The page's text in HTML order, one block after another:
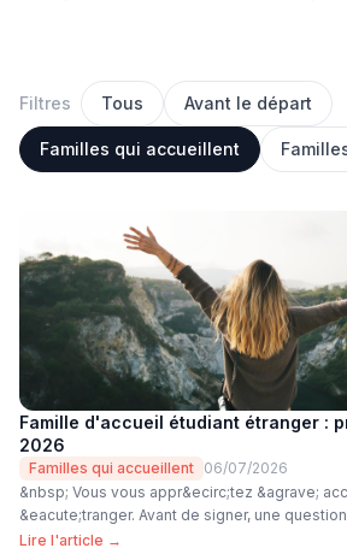
Filtres Tous Avant le départ
Familles qui accueillent
Famille d'accueil étudiant étranger :
2026
Familles qui accueillent 06/07/2026
&nbsp; Vous vous appr&ecirc;tez &agrave;
&eacute;tranger. Avant de signer, une
Lire l'article →